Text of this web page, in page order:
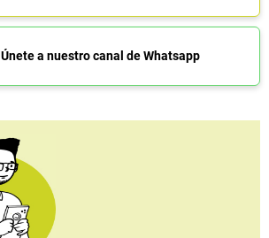
Únete a nuestro canal de Whatsapp